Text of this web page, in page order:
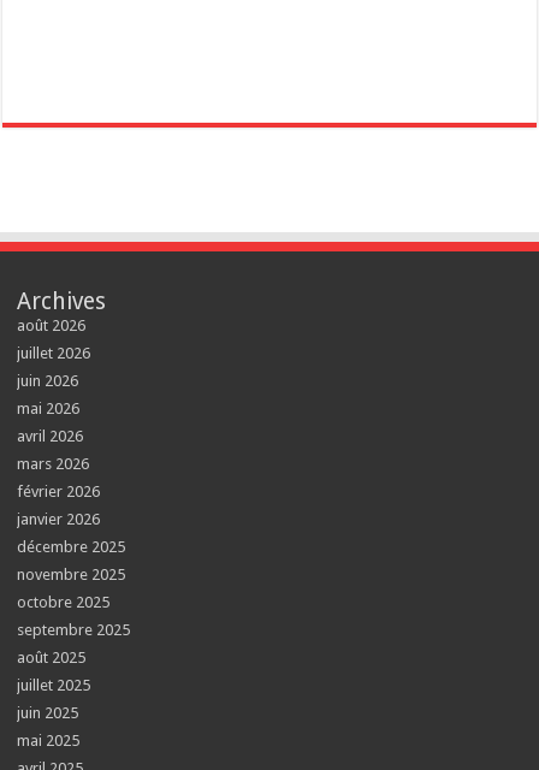
Archives
août 2026
juillet 2026
juin 2026
mai 2026
avril 2026
mars 2026
février 2026
janvier 2026
décembre 2025
novembre 2025
octobre 2025
septembre 2025
août 2025
juillet 2025
juin 2025
mai 2025